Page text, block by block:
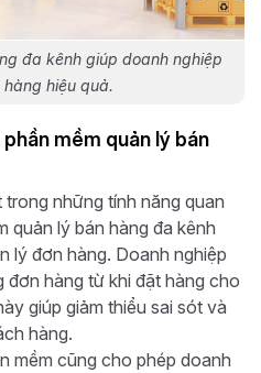
đa kênh giúp doanh nghiệp
hiệu quả.
mềm quản lý bán
trong những tính năng quan
quản lý bán hàng đa kênh
lý đơn hàng. Doanh nghiệp
hàng từ khi đặt hàng cho
giúp giảm thiểu sai sót và
hàng.
mềm cũng cho phép doanh